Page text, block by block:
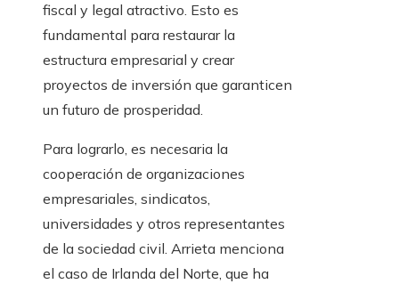
fiscal y legal atractivo. Esto es
fundamental para restaurar la
estructura empresarial y crear
proyectos de inversión que garanticen
un futuro de prosperidad.
Para lograrlo, es necesaria la
cooperación de organizaciones
empresariales, sindicatos,
universidades y otros representantes
de la sociedad civil. Arrieta menciona
el caso de Irlanda del Norte, que ha